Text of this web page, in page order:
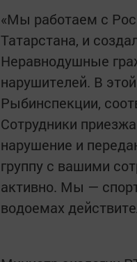
«Мы работаем с
Татарстана, и
Неравнодушные
нарушителей. В
Рыбинспекции,
Сотрудники
нарушение и
группу с вашими
активно. Мы —
водоемах